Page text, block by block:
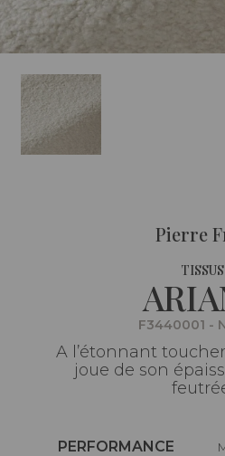
Pierre
TISSUS
F3440001 -
A l’étonnant
joue de son
Caractéristiques
PERFORMANCE